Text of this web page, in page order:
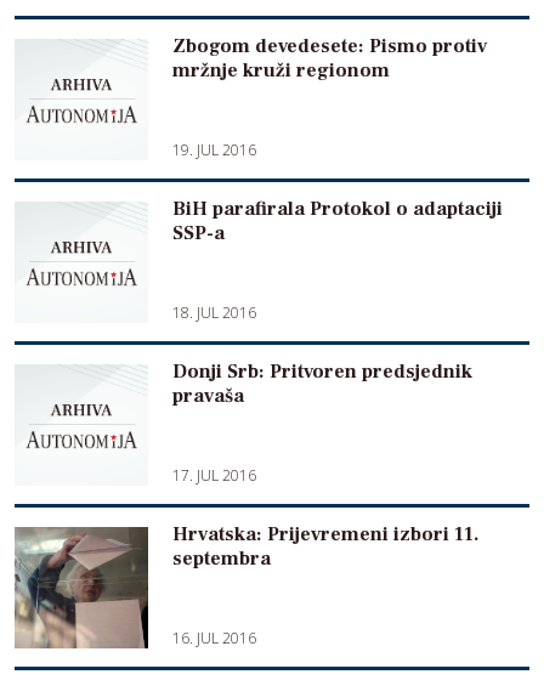
Zbogom devedesete: Pismo protiv
mržnje kruži regionom
19. JUL 2016
BiH parafirala Protokol o adaptaciji
SSP-a
18. JUL 2016
Donji Srb: Pritvoren predsjednik
pravaša
17. JUL 2016
Hrvatska: Prijevremeni izbori 11.
septembra
16. JUL 2016